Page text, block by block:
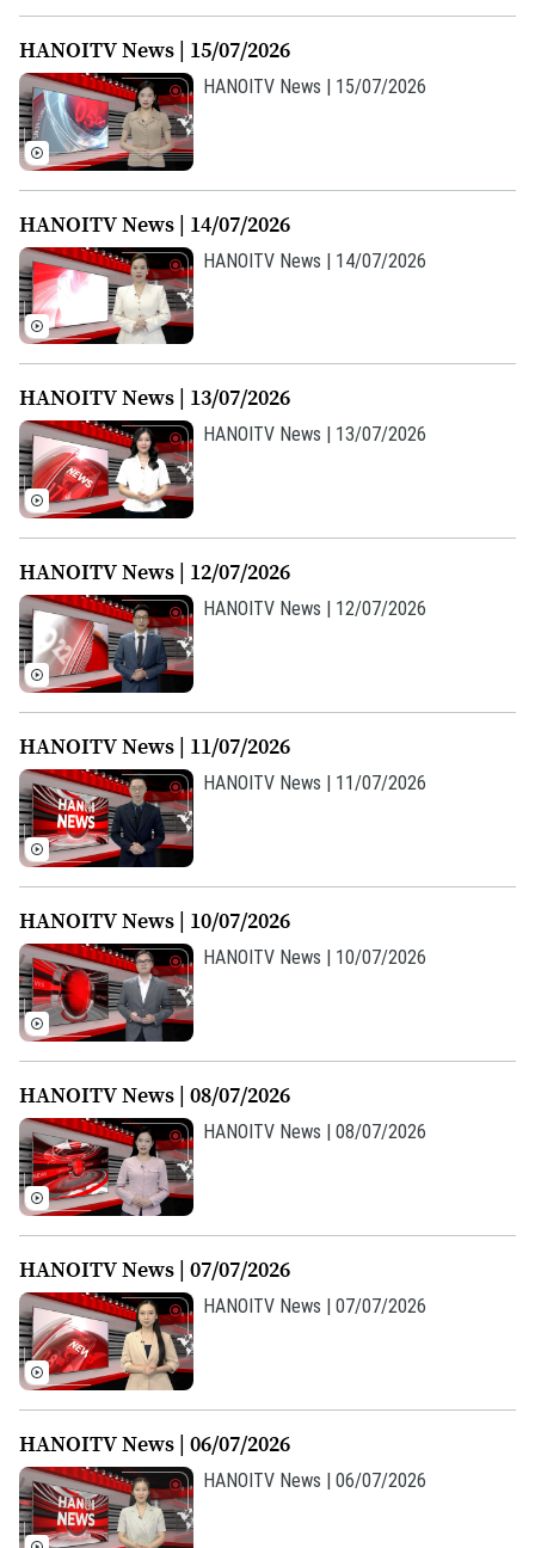
Liên hệ đường dây nóng (bấm để gọi)
Tòa soạn
0865.116.699 (hotline)
Tòa soạn
Bản quyền thuộc về Cơ quan Báo và Phát thanh Truyền hình Hà Nội Giấy
phép số: Số 63/GP-TTDT, cấp ngày 10/05/2023
CỦA CƠ QUAN BÁO VÀ PHÁT THANH TRUYỀN HÌNH HÀ NỘI
Số 3-5 Huỳnh Thúc Kháng-Phường Láng-Hà Nội
Giám đốc: VŨ MINH TUẤN
Phó Giám đốc: Nguyễn Kim Khiêm, Nguyễn Minh Đức, Nguyễn Thành Lợi
HANOITV News | 15/07/2026
HANOITV News | 15/07/2026
HANOITV News | 14/07/2026
HANOITV News | 14/07/2026
HANOITV News | 13/07/2026
HANOITV News | 13/07/2026
HANOITV News | 12/07/2026
HANOITV News | 12/07/2026
HANOITV News | 11/07/2026
HANOITV News | 11/07/2026
HANOITV News | 10/07/2026
HANOITV News | 10/07/2026
HANOITV News | 08/07/2026
HANOITV News | 08/07/2026
HANOITV News | 07/07/2026
HANOITV News | 07/07/2026
HANOITV News | 06/07/2026
HANOITV News | 06/07/2026